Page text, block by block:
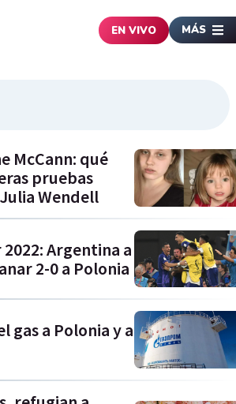
EN VIVO MÁS
McCann: qué
pruebas
Wendell
Argentina a
2-0 a Polonia
gas a Polonia y a